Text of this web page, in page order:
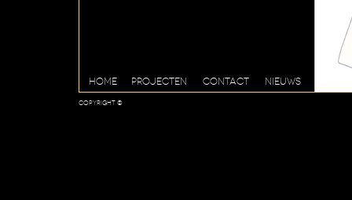
Copyright ©
PROJECTEN CONTACT NIEUWS
HOME